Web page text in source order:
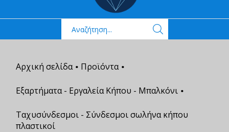
Αρχική σελίδα • Προϊόντα •
Εξαρτήματα - Εργαλεία Κήπου - Μπαλκόνι •
Ταχυσύνδεσμοι - Σύνδεσμοι σωλήνα κήπου
πλαστικοί